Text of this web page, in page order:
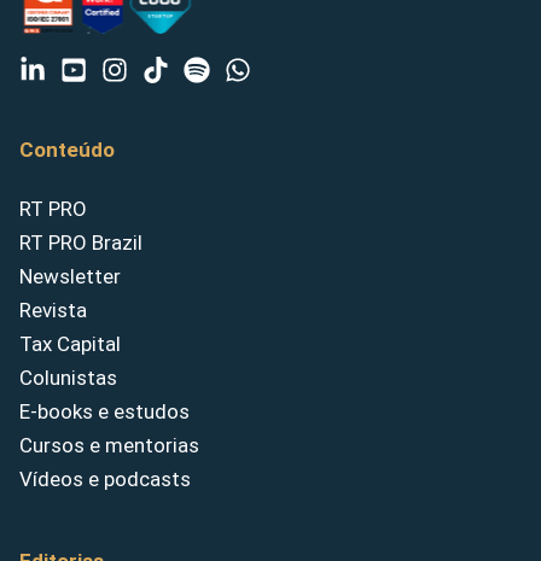
Conteúdo
RT PRO
RT PRO Brazil
Newsletter
Revista
Tax Capital
Colunistas
E-books e estudos
Cursos e mentorias
Vídeos e podcasts